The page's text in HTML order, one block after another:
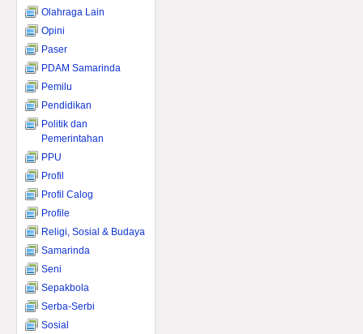
Olahraga Lain
Opini
Paser
PDAM Samarinda
Pemilu
Pendidikan
Politik dan
Pemerintahan
PPU
Profil
Profil Calog
Profile
Religi, Sosial & Budaya
Samarinda
Seni
Sepakbola
Serba-Serbi
Sosial